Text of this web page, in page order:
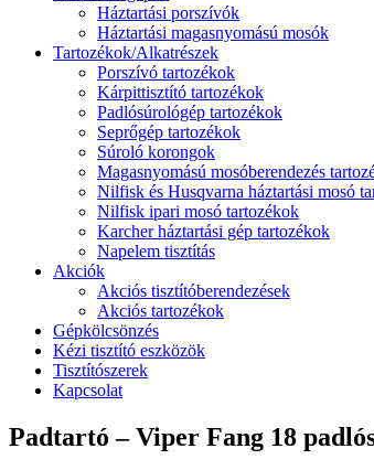
Háztartási porszívók
Háztartási magasnyomású mosók
Tartozékok/Alkatrészek
Porszívó tartozékok
Kárpittisztító tartozékok
Padlósúrológép tartozékok
Seprőgép tartozékok
Súroló korongok
Magasnyomású mosóberendezés
Nilfisk és Husqvarna háztartási mosó
Nilfisk ipari mosó tartozékok
Karcher háztartási gép tartozékok
Napelem tisztítás
Akciók
Akciós tisztítóberendezések
Akciós tartozékok
Gépkölcsönzés
Kézi tisztító eszközök
Tisztítószerek
Kapcsolat
Padtartó – Viper Fang 18